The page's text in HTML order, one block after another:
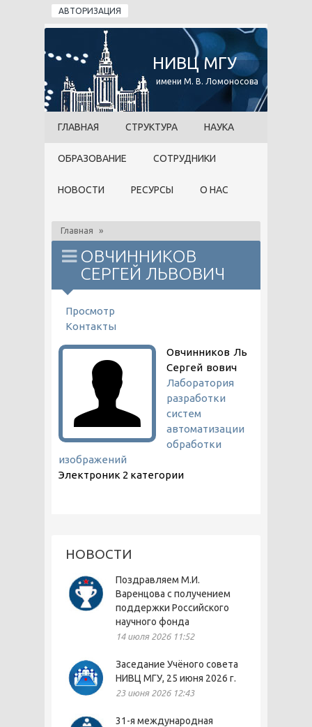
Перейти к основному содержанию
АВТОРИЗАЦИЯ
НИВЦ МГУ
имени М. В. Ломоносова
ГЛАВНАЯ СТРУКТУРА НАУКА
ОБРАЗОВАНИЕ СОТРУДНИКИ
НОВОСТИ РЕСУРСЫ О НАС
Главная »
ОВЧИННИКОВ
СЕРГЕЙ ЛЬВОВИЧ
ГЛАВНЫЕ ВКЛАДКИ
Просмотр
Контакты
Овчинников
Сергей
Ль
вович
Лаборатория
разработки
систем
автоматизации
обработки
изображений
Электроник 2 категории
НОВОСТИ
Поздравляем М.И.
Варенцова с получением
поддержки Российского
научного фонда
14 июля 2026 11:52
Заседание Учёного совета
НИВЦ МГУ, 25 июня 2026 г.
23 июня 2026 12:43
31-я международная